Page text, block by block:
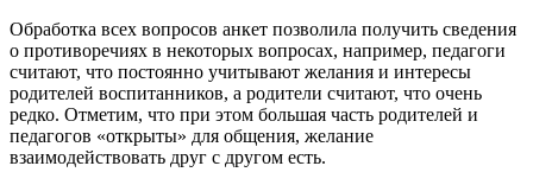
Обработка всех вопросов анкет позволила получить сведения
о противоречиях в некоторых вопросах, например, педагоги
считают, что постоянно учитывают желания и интересы
родителей воспитанников, а родители считают, что очень
редко. Отметим, что при этом большая часть родителей и
педагогов «открыты» для общения, желание
взаимодействовать друг с другом есть.